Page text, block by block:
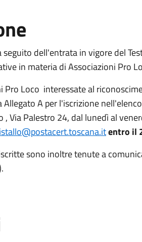
seguito dell'entrata in vigore del
in materia di Associazioni Pro
Pro Loco interessate al
Allegato A per l'iscrizione
Via Palestro 24, dal lunedì al
entro il
sono inoltre tenute a